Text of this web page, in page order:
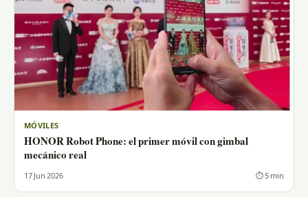
MÓVILES
HONOR Robot Phone: el primer móvil con gimbal
mecánico real
17 Jun 2026 ⏱ 5 min